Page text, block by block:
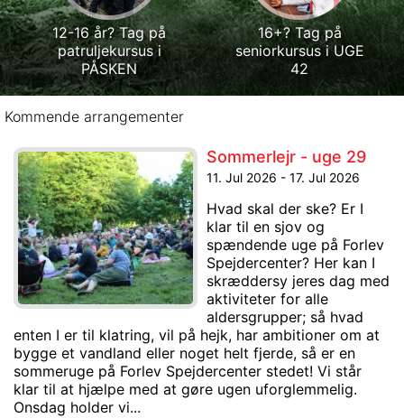
12-16 år? Tag på
patruljekursus i
PÅSKEN
16+? Tag på
seniorkursus i UGE
42
Kommende arrangementer
Sommerlejr - uge 29
11. Jul 2026 - 17. Jul 2026
Hvad skal der ske? Er I
klar til en sjov og
spændende uge på Forlev
Spejdercenter? Her kan I
skræddersy jeres dag med
aktiviteter for alle
aldersgrupper; så hvad
enten I er til klatring, vil på hejk, har ambitioner om at
bygge et vandland eller noget helt fjerde, så er en
sommeruge på Forlev Spejdercenter stedet! Vi står
klar til at hjælpe med at gøre ugen uforglemmelig.
Onsdag holder vi...